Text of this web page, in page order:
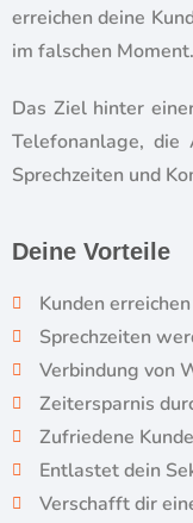
erreichen deine
im falschen Moment.
Das Ziel hinter
Telefonanlage, die
Sprechzeiten und
Deine Vorteile
Kunden
Sprechzeiten
Verbindung von
Zeitersparnis
Zufriedene
Entlastet dein
Verschafft dir